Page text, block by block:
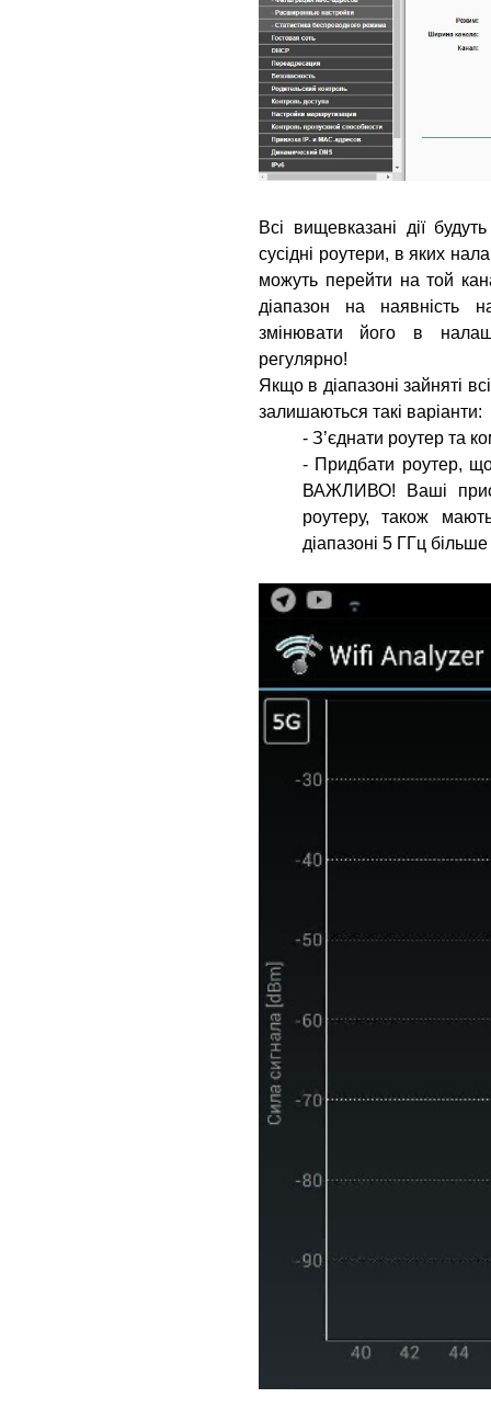
Всі вищевказані дії
сусідні роутери, в яких
можуть перейти на той
діапазон на наявність
змінювати його в
регулярно!
Якщо в діапазоні зайняті
залишаються такі варіанти:
- З’єднати роутер та
- Придбати роутер, що
ВАЖЛИВО! Ваші
роутеру, також
діапазоні 5 ГГц